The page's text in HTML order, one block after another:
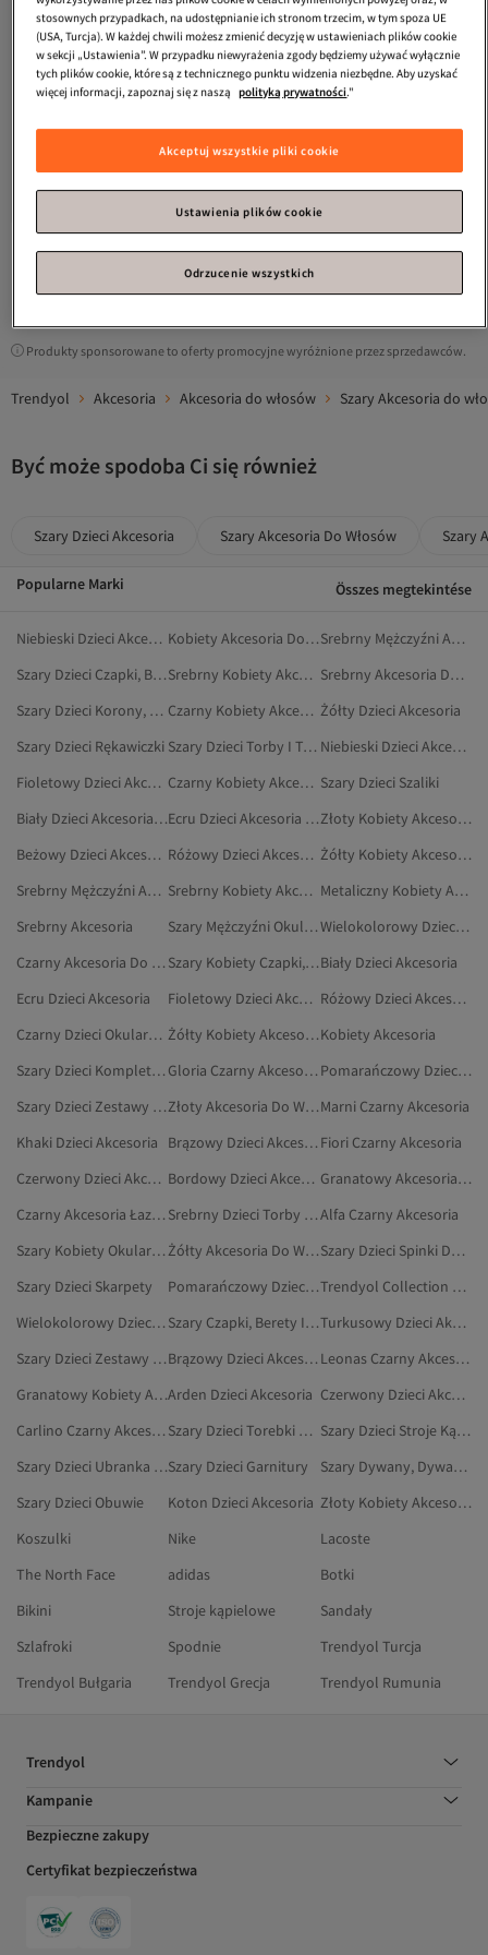
Szara Korona
Darmowa wysyłka
Produkty sponsorowane to oferty promocyjne wyróżnione przez sprzedawców.
Trendyol Akcesoria Akcesoria do włosów Szary Akcesoria do
Być może spodoba Ci się również
Szary Dzieci Akcesoria Szary Akcesoria Do Włosów Szary
Popularne Marki Összes megtekintése
Niebieski Dzieci Akcesoria Do Włosów Kobiety Akcesoria Do Włosów
Srebrny Mężczyźni Akcesoria Do Włosów
Szary Dzieci Czapki, Berety I Rękawiczki
Srebrny Kobiety Akcesoria
Srebrny Akcesoria Do Włosów
Szary Dzieci Korony, Opaski Do Włosów I Spinki
Czarny Kobiety Akcesoria Do Włosów Żółty Dzieci Akcesoria
Szary Dzieci Rękawiczki
Szary Dzieci Torby I Torebki
Niebieski Dzieci Akcesoria
Fioletowy Dzieci Akcesoria Do Włosów
Czarny Kobiety Akcesoria Szary Dzieci Szaliki
Biały Dzieci Akcesoria Do Włosów
Ecru Dzieci Akcesoria Do Włosów
Złoty Kobiety Akcesoria Do Włosów
Beżowy Dzieci Akcesoria
Różowy Dzieci Akcesoria Do Włosów
Żółty Kobiety Akcesoria Do Włosów
Srebrny Mężczyźni Akcesoria
Srebrny Kobiety Akcesoria Do Włosów
Metaliczny Kobiety Akcesoria Do Włosów
Srebrny Akcesoria
Szary Mężczyźni Okulary I Akcesoria Do Okularów
Wielokolorowy Dzieci Akcesoria Do Włosów
Czarny Akcesoria Do Odkurzaczy
Szary Kobiety Czapki, Berety I RękawiczkiBiały Dzieci Akcesoria
Ecru Dzieci Akcesoria
Fioletowy Dzieci Akcesoria
Różowy Dzieci Akcesoria
Czarny Dzieci Okulary I Akcesoria Do Okularów
Żółty Kobiety AkcesoriaKobiety Akcesoria
Szary Dzieci Komplet: Szalik, Czapka I Rękawiczki
Gloria Czarny Akcesoria
Pomarańczowy Dzieci Akcesoria Do Włosów
Szary Dzieci Zestawy Dwuczęściowe
Złoty Akcesoria Do WłosówMarni Czarny Akcesoria
Khaki Dzieci Akcesoria
Brązowy Dzieci Akcesoria Do Włosów Fiori Czarny Akcesoria
Czerwony Dzieci Akcesoria
Bordowy Dzieci Akcesoria
Granatowy Akcesoria Do Włosów
Czarny Akcesoria Łazienkowe
Srebrny Dzieci Torby I TorebkiAlfa Czarny Akcesoria
Szary Kobiety Okulary I Akcesoria Do Okularów
Żółty Akcesoria Do Włosów
Szary Dzieci Spinki Do Włosów
Szary Dzieci Skarpety
Pomarańczowy Dzieci Akcesoria
Trendyol Collection Czarny Akcesoria
Wielokolorowy Dzieci Akcesoria
Szary Czapki, Berety I Rękawiczki
Turkusowy Dzieci Akcesoria
Szary Dzieci Zestawy Dresowe
Brązowy Dzieci Akcesoria
Leonas Czarny Akcesoria
Granatowy Kobiety Akcesoria Do WłosówArden Dzieci Akcesoria
Czerwony Dzieci Akcesoria Do Włosów
Carlino Czarny Akcesoria
Szary Dzieci Torebki Na Ramię
Szary Dzieci Stroje Kąpielowe
Szary Dzieci Ubranka Dla NiemowlątSzary Dzieci Garnitury
Szary Dywany, Dywaniki I Wycieraczki
Szary Dzieci Obuwie
Koton Dzieci Akcesoria
Złoty Kobiety Akcesoria
Koszulki
Nike
Lacoste
The North Face
adidas
Botki
Bikini
Stroje kąpielowe
Sandały
Szlafroki
Spodnie
Trendyol Turcja
Trendyol Bułgaria
Trendyol Grecja Trendyol Rumunia
Trendyol
Kampanie
Bezpieczne zakupy
Certyfikat bezpieczeństwa
stosownych przypadkach, na udostępnianie ich stronom trzecim, w tym spoza UE
(USA, Turcja). W każdej chwili możesz zmienić decyzję w ustawieniach plików cookie
w sekcji „Ustawienia”. W przypadku niewyrażenia zgody będziemy używać wyłącznie
tych plików cookie, które są z technicznego punktu widzenia niezbędne. Aby uzyskać
więcej informacji, zapoznaj się z naszą polityką prywatności."
Akceptuj wszystkie pliki cookie
Ustawienia plików cookie
Odrzucenie wszystkich